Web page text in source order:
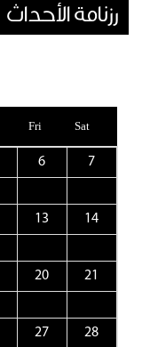
رزنامة الأحداث
Fri Sat
6 7
13 14
20 21
27 28